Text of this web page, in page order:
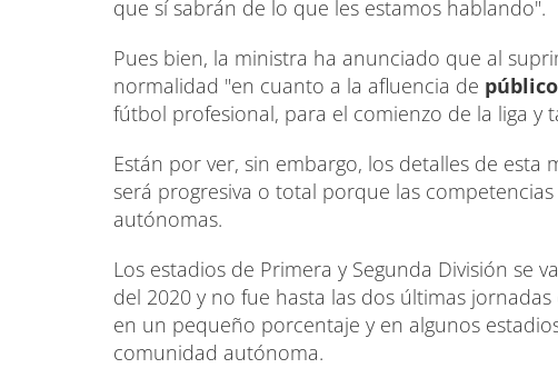
que sí sabrán de lo que les estamos hablando".
Pues bien, la ministra ha anunciado que al
normalidad "en cuanto a la afluencia de
fútbol profesional, para el comienzo de la liga y
Están por ver, sin embargo, los detalles de esta
será progresiva o total porque las
autónomas.
Los estadios de Primera y Segunda División se
del 2020 y no fue hasta las dos últimas
en un pequeño porcentaje y en algunos
comunidad autónoma.